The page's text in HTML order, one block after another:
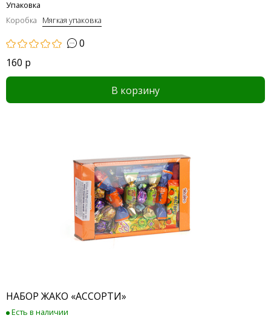
Упаковка
Коробка
Мягкая упаковка
0
160 р
В корзину
НАБОР ЖАКО «АССОРТИ»
Есть в наличии